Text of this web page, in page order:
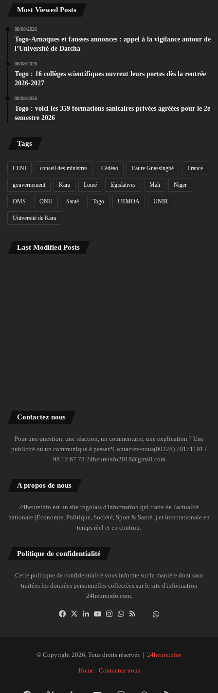
Most Viewed Posts
08/08/2026
Togo-Arnaques et fausses annonces : appel à la vigilance autour de
l’Université de Datcha
08/08/2026
Togo : 16 collèges scientifiques ouvrent leurs portes dès la rentrée
2026-2027
08/08/2026
Togo : voici les 359 formations sanitaires privées agréées pour le 2e
semestre 2026
Tags
CENI conseil des ministres Cédéao Faure Gnassingbé France
gouvernement Kara Lomé législatives Mali Niger
OMS ONU Santé Togo UEMOA UNIR
Université de Kara
Last Modified Posts
Contactez nous
Pour une question, une réaction, un commentaire, une explication ? Une
publicité ou un communiqué à passer?Contactez-nous(00228) 70171191 /
98 12 67 78 24heureinfo2018@gmail.com
A propos de nous
24heureinfo est un site togolais d'information qui traite de l'actualité
nationale (Économie, Politique, Société, Sport & Santé..) et internationale en
temps réel et en continu.
Politique de confidentialité
Cette politique de confidentialité vous informe sur la manière dont sont
traitées les données personnelles collectées sur le site d'information
24heureinfo.com.
Facebook
X LinkedinYouTubeInstagramWhatsAppDailymotion
© Copyright 2026, Tous droits réservés | 24heureinfos
Home Contactez-nous